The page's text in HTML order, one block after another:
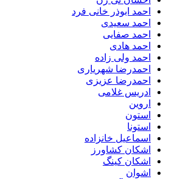
احمد ابوذر خانی فرد
احمد سعیدی
احمد صفایی
احمد هادی
احمد ولی زاده
احمدرضا شهریاری
احمدرضا عزیزی
ادریس غلامی
اروین
استون
استونا
اسماعیل خانزاده
اشکان کشاورز
اشکان کینگ
اشوان